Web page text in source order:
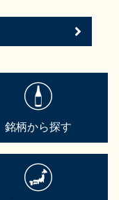
銘柄から探す